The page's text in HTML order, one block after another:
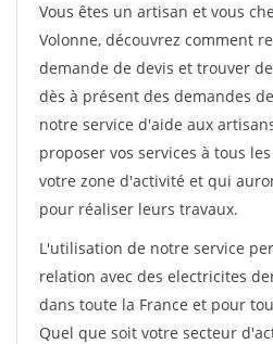
Vous êtes un artisan et vous
Volonne, découvrez comment
demande de devis et trouver
dès à présent des demandes
notre service d'aide aux
proposer vos services à tous
votre zone d'activité et qui
pour réaliser leurs travaux.
L'utilisation de notre service
relation avec des electricites
dans toute la France et pour
Quel que soit votre secteur